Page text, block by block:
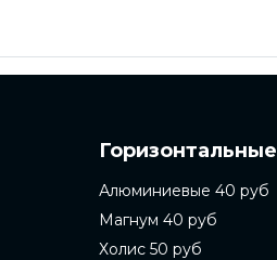
Горизонтальные
Алюминиевые 40 руб
Магнум 40 руб
Холис 50 руб